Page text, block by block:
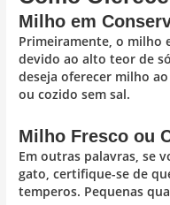
Milho em
Primeiramente, o milho
devido ao alto teor de
deseja oferecer milho
ou cozido sem sal.
Milho Fresco ou
Em outras palavras, se
gato, certifique-se de
temperos. Pequenas